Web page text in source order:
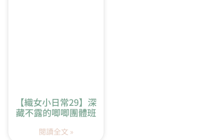
【織女小日常29】深
藏不露的唧唧團體班
閱讀全文 »